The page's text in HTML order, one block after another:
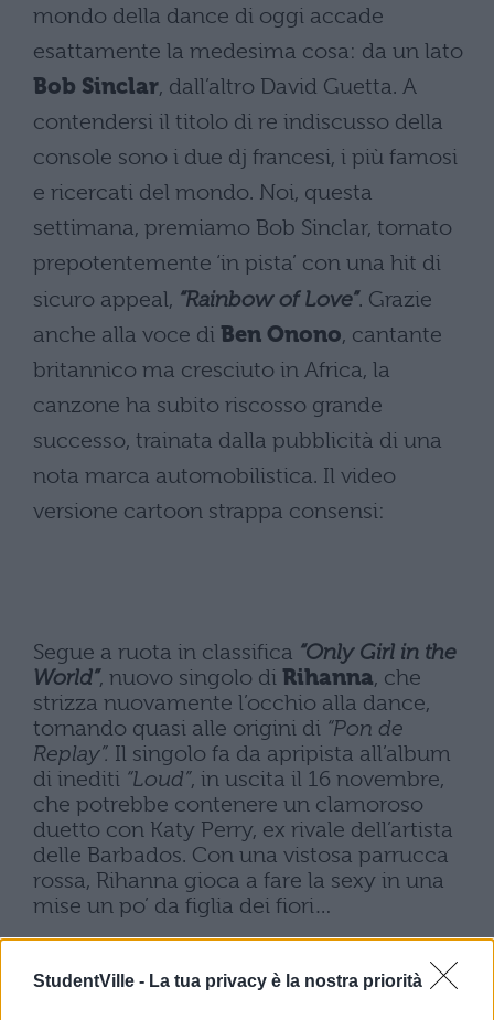
StudentVille - La tua privacy è la nostra priorità
mondo della dance di oggi accade
esattamente la medesima cosa: da un lato
Bob Sinclar, dall’altro David Guetta. A
contendersi il titolo di re indiscusso della
console sono i due dj francesi, i più famosi
e ricercati del mondo. Noi, questa
settimana, premiamo Bob Sinclar, tornato
prepotentemente ‘in pista’ con una hit di
sicuro appeal, “Rainbow of Love”. Grazie
anche alla voce di Ben Onono, cantante
britannico ma cresciuto in Africa, la
canzone ha subito riscosso grande
successo, trainata dalla pubblicità di una
nota marca automobilistica. Il video
versione cartoon strappa consensi:
Segue a ruota in classifica “Only Girl in the
World”, nuovo singolo di Rihanna, che
strizza nuovamente l’occhio alla dance,
tornando quasi alle origini di “Pon de
Replay”. Il singolo fa da apripista all’album
di inediti “Loud”, in uscita il 16 novembre,
che potrebbe contenere un clamoroso
duetto con Katy Perry, ex rivale dell’artista
delle Barbados. Con una vistosa parrucca
rossa, Rihanna gioca a fare la sexy in una
mise un po’ da figlia dei fiori…